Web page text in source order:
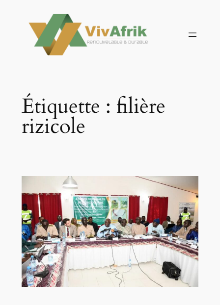
contenu
Étiquette : filière
rizicole